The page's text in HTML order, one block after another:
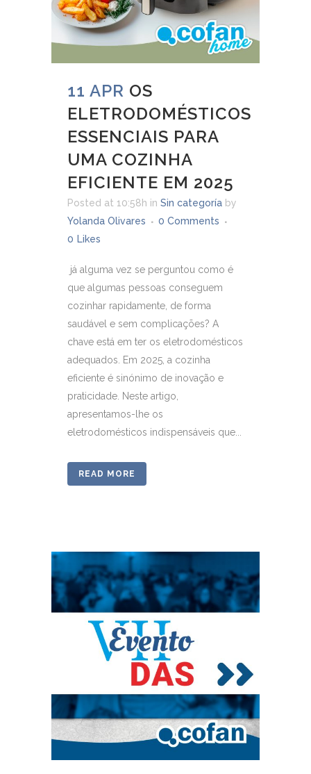
11 APR OS
ELETRODOMÉSTICOS
ESSENCIAIS PARA
UMA COZINHA
EFICIENTE EM 2025
Posted at 10:58h in Sin categoría by
Yolanda Olivares
0 Comments
0 Likes
já alguma vez se perguntou como é
que algumas pessoas conseguem
cozinhar rapidamente, de forma
saudável e sem complicações? A
chave está em ter os eletrodomésticos
adequados. Em 2025, a cozinha
eficiente é sinónimo de inovação e
praticidade. Neste artigo,
apresentamos-lhe os
eletrodomésticos indispensáveis que...
READ MORE